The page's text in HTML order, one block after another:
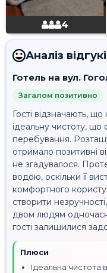
4
Аналіз
Готель на вул.
Загалом позитивно
Гості відзначають,
ідеальну чистоту,
перебування.
отримало позитивні
не згадувалося.
водою, оскільки її
комфортного
створити
двом людям
гості залишилися
Плюси
Ідеальна чистота